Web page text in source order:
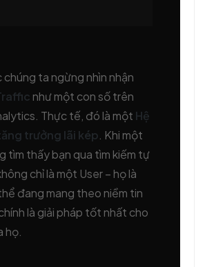
ta ngừng nhìn nhận
như một con số trên
Thực tế, đó là một Hệ
trưởng lãi kép . Khi một
tìm thấy bạn qua tìm kiếm tự
chỉ là một User – họ là
đang mang theo niềm tin
là giải pháp tốt nhất cho
họ.